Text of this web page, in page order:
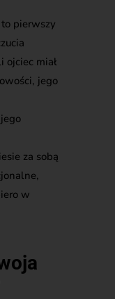
pierwszy
ojciec miał
jego
za sobą
w